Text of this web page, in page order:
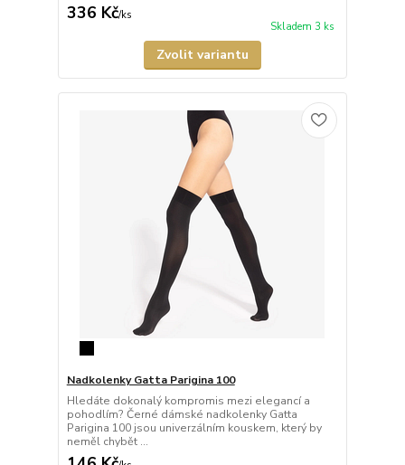
336 Kč/ks
Skladem 3 ks
Zvolit variantu
Nadkolenky Gatta Parigina 100
Hledáte dokonalý kompromis mezi elegancí a
pohodlím? Černé dámské nadkolenky Gatta
Parigina 100 jsou univerzálním kouskem, který by
neměl chybět ...